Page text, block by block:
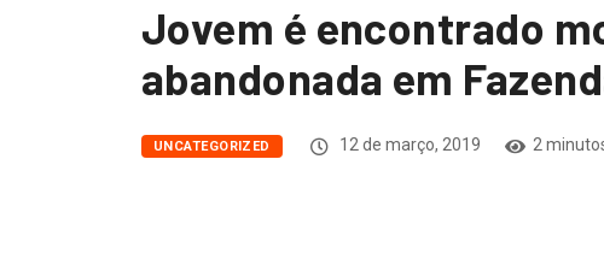
Jovem é encontrado
abandonada em
UNCATEGORIZED 12 de março, 2019 2